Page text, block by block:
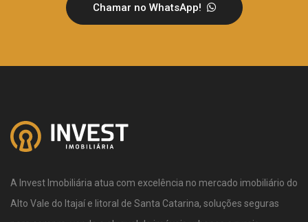
Chamar no WhatsApp!
A Invest Imobiliária atua com excelência no mercado imobiliário do
Alto Vale do Itajaí e litoral de Santa Catarina, soluções seguras